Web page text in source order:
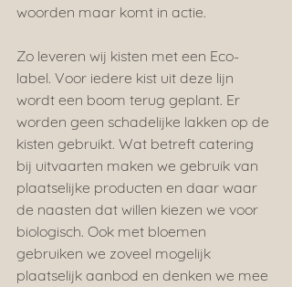
woorden maar komt in actie.
Zo leveren wij kisten met een Eco-
label. Voor iedere kist uit deze lijn
wordt een boom terug geplant. Er
worden geen schadelijke lakken op de
kisten gebruikt. Wat betreft catering
bij uitvaarten maken we gebruik van
plaatselijke producten en daar waar
de naasten dat willen kiezen we voor
biologisch. Ook met bloemen
gebruiken we zoveel mogelijk
plaatselijk aanbod en denken we mee